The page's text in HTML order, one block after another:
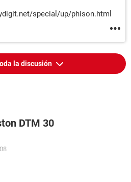
special/up/phison.html
la discusión
DTM 30